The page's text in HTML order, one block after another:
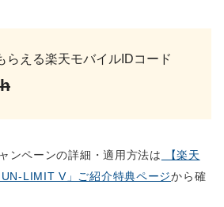
らえる楽天モバイルIDコード
ンペーンの詳細・適用方法は
【楽天
LIMIT V」ご紹介特典ページから確